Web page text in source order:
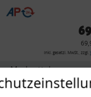
CF 14
inkl. gesetzl. MwSt., zzgl.
Merkzettel
Zum Artikel